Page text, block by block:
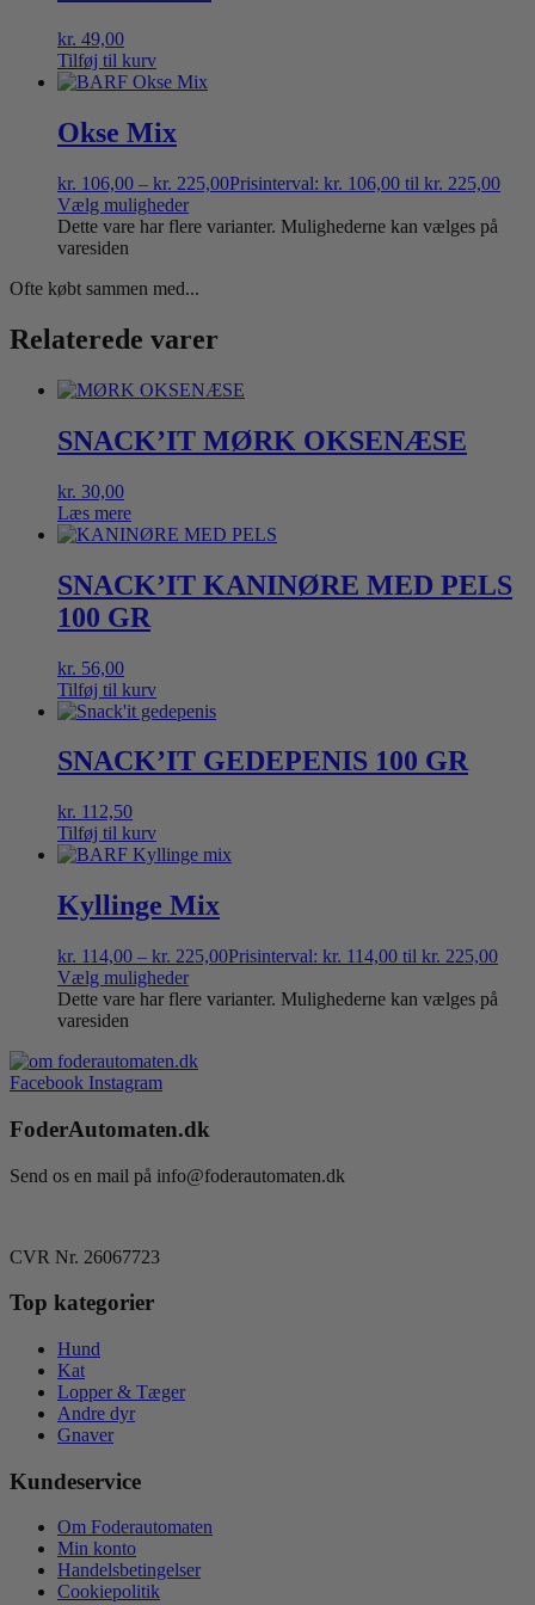
kr. 49,00
Tilføj til kurv
Okse Mix
kr. 106,00 – kr. 225,00Prisinterval: kr. 106,00 til kr. 225,00
Vælg muligheder
Dette vare har flere varianter. Mulighederne kan vælges på
varesiden
Ofte købt sammen med...
Relaterede varer
SNACK’IT MØRK OKSENÆSE
kr. 30,00
Læs mere
SNACK’IT KANINØRE MED PELS
100 GR
kr. 56,00
Tilføj til kurv
SNACK’IT GEDEPENIS 100 GR
kr. 112,50
Tilføj til kurv
Kyllinge Mix
kr. 114,00 – kr. 225,00Prisinterval: kr. 114,00 til kr. 225,00
Vælg muligheder
Dette vare har flere varianter. Mulighederne kan vælges på
varesiden
Facebook Instagram
FoderAutomaten.dk
Send os en mail på info@foderautomaten.dk
CVR Nr. 26067723
Top kategorier
Hund
Kat
Lopper & Tæger
Andre dyr
Gnaver
Kundeservice
Om Foderautomaten
Min konto
Handelsbetingelser
Cookiepolitik